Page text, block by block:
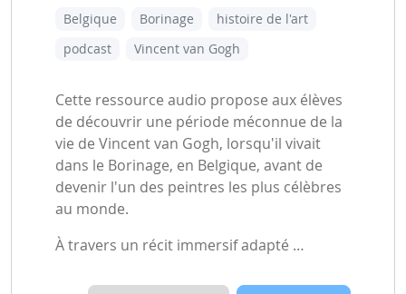
Belgique Borinage
histoire de l'art
podcast
Vincent van Gogh
Cette ressource audio propose aux élèves
de découvrir une période méconnue de la
vie de Vincent van Gogh, lorsqu'il vivait
dans le Borinage, en Belgique, avant de
devenir l'un des peintres les plus célèbres
au monde.
À travers un récit immersif adapté …